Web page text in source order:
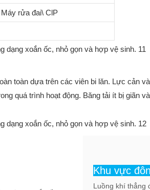
rửa đai\ ClP
toàn dựa trên các viên bi lăn. Lực cản
quá trình hoạt động. Băng tải ít bị giãn
Khu vực
Luồng khí thẳng